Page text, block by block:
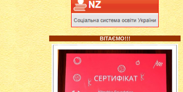
ВІТАЄМО!!!